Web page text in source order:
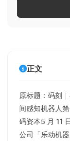
正文
原标题：码刻
间感知机器人
码资本5 月 11
公司「乐动机